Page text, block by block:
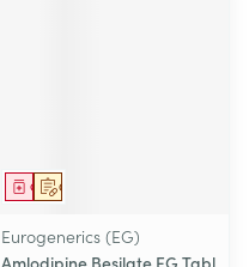
Op voorschrift
Geneesmiddel
Eurogenerics (EG)
Amlodipine Besilate EG Tabl